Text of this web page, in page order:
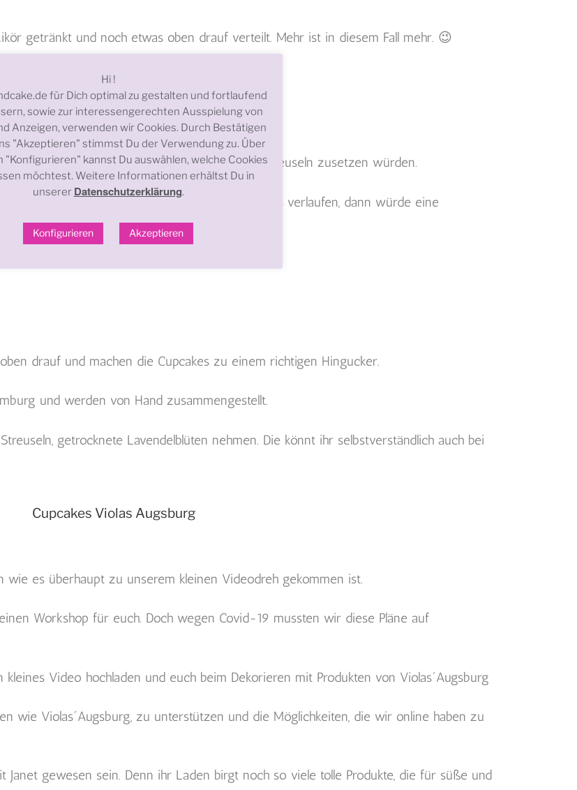
getränkt und noch etwas oben drauf verteilt. Mehr ist in diesem Fall mehr. 😉
Buttercreme entschieden, die nicht zu süß ist.
Cremes (z.B. auf Frischkäsebasis) den Streuseln zusetzen würden.
oder es dich nicht stört, dass die Streusel etwas verlaufen, dann würde eine
hervorragend dazupassen.
drauf und machen die Cupcakes zu einem richtigen Hingucker.
und werden von Hand zusammengestellt.
getrocknete Lavendelblüten nehmen. Die könnt ihr selbstverständlich auch bei
es überhaupt zu unserem kleinen Videodreh gekommen ist.
Workshop für euch. Doch wegen Covid-19 mussten wir diese Pläne auf
Video hochladen und euch beim Dekorieren mit Produkten von Violas´Augsburg
wie Violas´Augsburg, zu unterstützen und die Möglichkeiten, die wir online haben zu
gewesen sein. Denn ihr Laden birgt noch so viele tolle Produkte, die für süße und
Hi !
für Dich optimal zu gestalten und fortlaufend
sowie zur interessengerechten Ausspielung von
Anzeigen, verwenden wir Cookies. Durch Bestätigen
"Akzeptieren" stimmst Du der Verwendung zu. Über
"Konfigurieren" kannst Du auswählen, welche Cookies
möchtest. Weitere Informationen erhältst Du in
unserer Datenschutzerklärung.
Konfigurieren Akzeptieren